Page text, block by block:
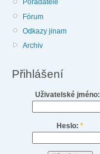
Pořadatelé
Fórum
Odkazy jinam
Archiv
Přihlášení
Uživatelské jméno:
Heslo: *